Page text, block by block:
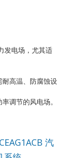
发电场，尤其适
高温、防腐蚀设
调节的风电场。
汽